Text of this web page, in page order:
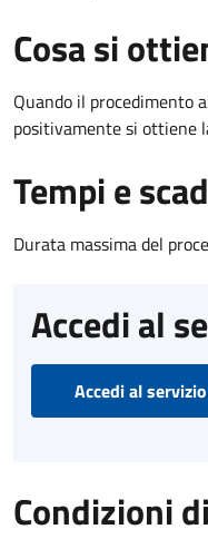
Cosa si
Quando il procedimento
positivamente si ottiene
Tempi e
Durata massima del
Accedi al
Accedi al servizio
Condizioni